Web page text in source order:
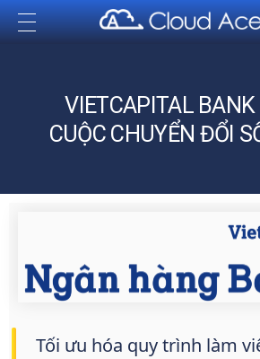
Cloud Ace
Nhà cung cấp giải pháp trên GCP cho doanh nghiệp
VIETCAPITAL BANK
CUỘC CHUYỂN ĐỔI
Tối ưu hóa quy trình làm